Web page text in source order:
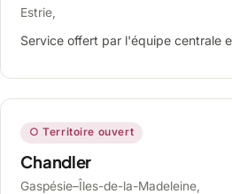
Estrie,
Service offert par l'équipe centrale
○ Territoire ouvert
Chandler
Gaspésie–Îles-de-la-Madeleine,